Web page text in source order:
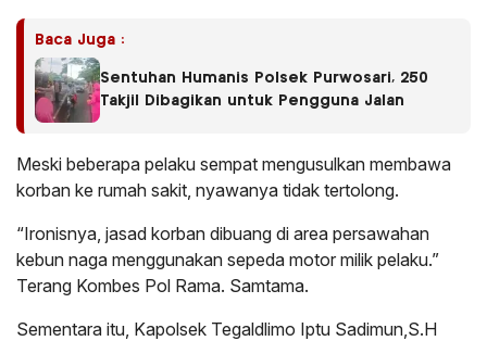
Baca Juga :
Sentuhan Humanis Polsek Purwosari, 250
Takjil Dibagikan untuk Pengguna Jalan
Meski beberapa pelaku sempat mengusulkan membawa
korban ke rumah sakit, nyawanya tidak tertolong.
“Ironisnya, jasad korban dibuang di area persawahan
kebun naga menggunakan sepeda motor milik pelaku.”
Terang Kombes Pol Rama. Samtama.
Sementara itu, Kapolsek Tegaldlimo Iptu Sadimun,S.H